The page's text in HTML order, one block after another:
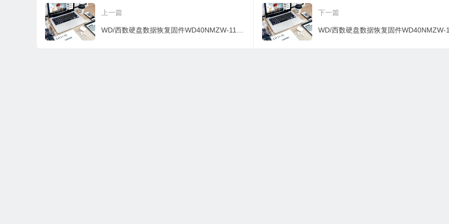
02001P-2140
002001M
上一篇 下一篇